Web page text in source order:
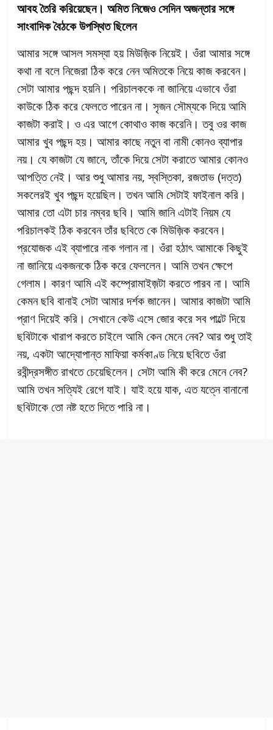
আবহ তৈরি করিয়েছেন। অমিত নিজেও সেদিন অজন্তার সঙ্গে
সাংবাদিক বৈঠকে উপস্থিত ছিলেন
আমার সঙ্গে আসল সমস্যা হয় মিউজ়িক নিয়েই। ওঁরা আমার সঙ্গে
কথা না বলে নিজেরা ঠিক করে নেন অমিতকে নিয়ে কাজ করবেন।
সেটা আমার পছন্দ হয়নি। পরিচালককে না জানিয়ে এভাবে ওঁরা
কাউকে ঠিক করে ফেলতে পারেন না। সৃজন সৌম্যকে দিয়ে আমি
কাজটা করাই। ও এর আগে কোথাও কাজ করেনি। তবু ওর কাজ
আমার খুব পছন্দ হয়। আমার কাছে নতুন বা নামী কোনও ব্যাপার
নয়। যে কাজটা যে জানে, তাঁকে দিয়ে সেটা করাতে আমার কোনও
আপত্তি নেই। আর শুধু আমার নয়, স্বস্তিকা, রজতাভ (দত্ত)
সকলেরই খুব পছন্দ হয়েছিল। তখন আমি সেটাই ফাইনাল করি।
আমার তো এটা চার নম্বর ছবি। আমি জানি এটাই নিয়ম যে
পরিচালকই ঠিক করবেন তাঁর ছবিতে কে মিউজ়িক করবেন।
প্রযোজক এই ব্যাপারে নাক গলান না। ওঁরা হঠাৎ আমাকে কিছুই
না জানিয়ে একজনকে ঠিক করে ফেললেন। আমি তখন ক্ষেপে
গেলাম। কারণ আমি এই কম্প্রোমাইজ়টা করতে পারব না। আমি
কেমন ছবি বানাই সেটা আমার দর্শক জানেন। আমার কাজটা আমি
প্রাণ দিয়েই করি। সেখানে কেউ এসে জোর করে সব পাল্টে দিয়ে
ছবিটাকে খারাপ করতে চাইলে আমি কেন মেনে নেব? আর শুধু তাই
নয়, একটা আদ্যোপান্ত মাফিয়া কর্মকাণ্ড নিয়ে ছবিতে ওঁরা
রবীন্দ্রসঙ্গীত রাখতে চেয়েছিলেন। সেটা আমি কী করে মেনে নেব?
আমি তখন সত্যিই রেগে যাই। যাই হয়ে যাক, এত যত্নে বানানো
ছবিটাকে তো নষ্ট হতে দিতে পারি না।